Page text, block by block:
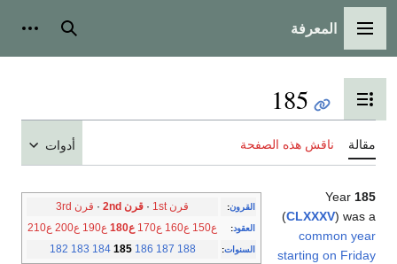
القائمة الرئيسية
المعرفة بحث
تبديل عرض جدول المحتويات
185
مقالة ناقش هذه الصفحة أدوات
القرون: قرن 1st · قرن 2nd · قرن 3rd
العقود: ع150 ع160 ع170 ع180 ع190 ع200 ع210
السنوات:
182 183 184 185 186 187 188
Year 185
(CLXXXV) was a
common year
starting on Friday